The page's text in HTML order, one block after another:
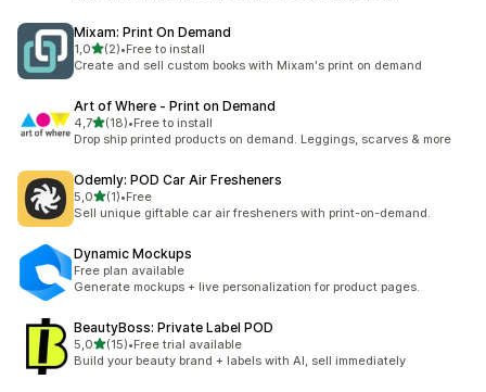
Mixam: Print On Demand
1,05 yıldız üzerinden
(2)
toplam 2 değerlendirme
•Free to install
Create and sell custom books with Mixam's print on demand
Art of Where ‑ Print on Demand
4,75 yıldız üzerinden
(18)
toplam 18 değerlendirme
•Free to install
Drop ship printed products on demand. Leggings, scarves & more
Odemly: POD Car Air Fresheners
5,05 yıldız üzerinden
(1)
toplam 1 değerlendirme
•Free
Sell unique giftable car air fresheners with print-on-demand.
Dynamic Mockups
Free plan available
Generate mockups + live personalization for product pages.
BeautyBoss: Private Label POD
5,05 yıldız üzerinden
(15)
toplam 15 değerlendirme
•Free trial available
Build your beauty brand + labels with AI, sell immediately